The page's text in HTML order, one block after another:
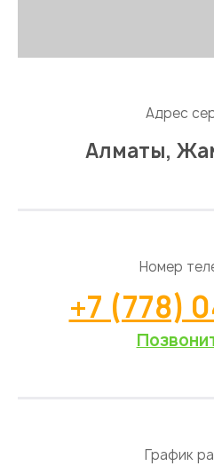
Адрес
Алматы,
Номер
+7 (778)
График